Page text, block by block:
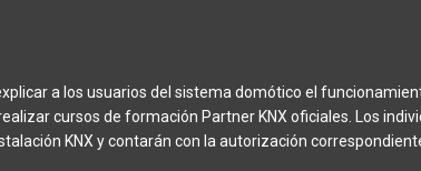
a los usuarios del sistema domótico el
cursos de formación Partner KNX oficiales. Los
KNX y contarán con la autorización